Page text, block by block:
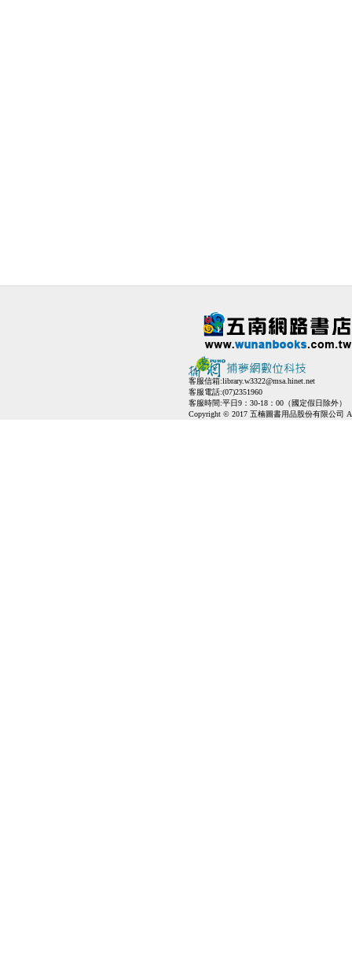
客服信箱:library.w3322@msa.hinet.net
客服電話:(07)2351960
客服時間:平日9：30-18：00（國定假日除外）
Copyright © 2017 五楠圖書用品股份有限公司